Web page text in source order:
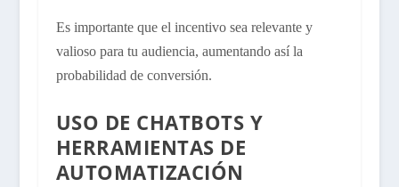
Es importante que el incentivo sea relevante y
valioso para tu audiencia, aumentando así la
probabilidad de conversión.
USO DE CHATBOTS Y
HERRAMIENTAS DE
AUTOMATIZACIÓN